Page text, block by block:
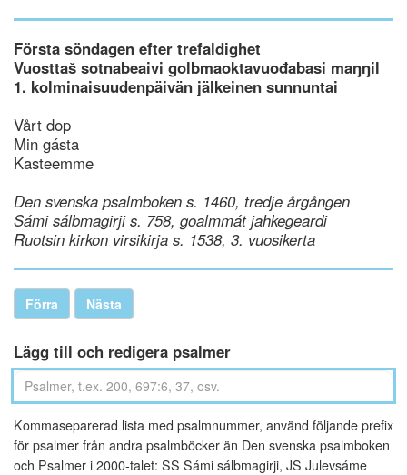
Första söndagen efter trefaldighet
Vuosttaš sotnabeaivi golbmaoktavuođabasi maŋŋil
1. kolminaisuudenpäivän jälkeinen sunnuntai
Vårt dop
Min gásta
Kasteemme
Den svenska psalmboken s. 1460, tredje årgången
Sámi sálbmagirji s. 758, goalmmát jahkegeardi
Ruotsin kirkon virsikirja s. 1538, 3. vuosikerta
Förra Nästa
Lägg till och redigera psalmer
Kommaseparerad lista med psalmnummer, använd följande prefix
för psalmer från andra psalmböcker än Den svenska psalmboken
och Psalmer i 2000-talet: SS Sámi sálbmagirji, JS Julevsáme